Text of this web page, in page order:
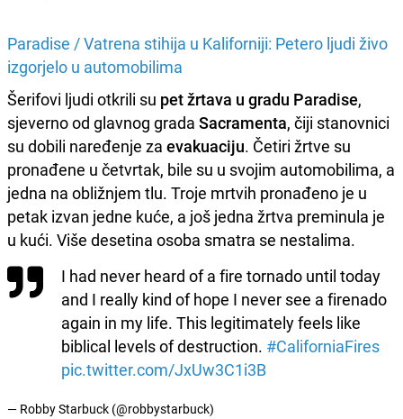
Paradise / Vatrena stihija u Kaliforniji: Petero ljudi živo
izgorjelo u automobilima
Šerifovi ljudi otkrili su pet žrtava u gradu Paradise,
sjeverno od glavnog grada Sacramenta, čiji stanovnici
su dobili naređenje za evakuaciju. Četiri žrtve su
pronađene u četvrtak, bile su u svojim automobilima, a
jedna na obližnjem tlu. Troje mrtvih pronađeno je u
petak izvan jedne kuće, a još jedna žrtva preminula je
u kući. Više desetina osoba smatra se nestalima.
I had never heard of a fire tornado until today
and I really kind of hope I never see a firenado
again in my life. This legitimately feels like
biblical levels of destruction. #CaliforniaFires
pic.twitter.com/JxUw3C1i3B
— Robby Starbuck (@robbystarbuck)